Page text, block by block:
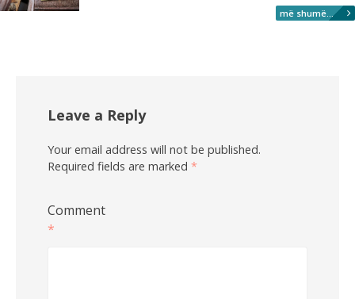
më shumë...
Leave a Reply
Your email address will not be published.
Required fields are marked *
Comment
*